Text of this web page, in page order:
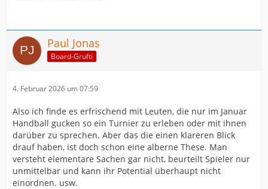
Paul Jonas
Board-Grufti
4. Februar 2026 um 07:59
Also ich finde es erfrischend mit Leuten, die nur im Januar
Handball gucken so ein Turnier zu erleben oder mit ihnen
darüber zu sprechen. Aber das die einen klareren Blick
drauf haben, ist doch schon eine alberne These. Man
versteht elementare Sachen gar nicht, beurteilt Spieler nur
unmittelbar und kann ihr Potential überhaupt nicht
einordnen. usw.